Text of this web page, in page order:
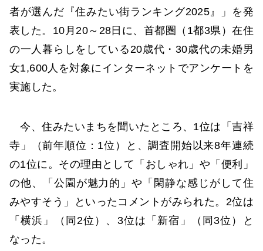
者が選んだ『住みたい街ランキング2025』」を発
表した。10月20～28日に、首都圏（1都3県）在住
の一人暮らしをしている20歳代・30歳代の未婚男
女1,600人を対象にインターネットでアンケートを
実施した。
今、住みたいまちを聞いたところ、1位は「吉祥
寺」（前年順位：1位）と、調査開始以来8年連続
の1位に。その理由として「おしゃれ」や「便利」
の他、「公園が魅力的」や「閑静な感じがして住
みやすそう」といったコメントがみられた。2位は
「横浜」（同2位）、3位は「新宿」（同3位）と
なった。